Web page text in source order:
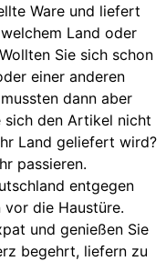
Ware und liefert
Land oder
Sie sich schon
einer anderen
dann aber
sich den Artikel nicht
Land geliefert wird?
passieren.
entgegen
die Haustüre.
und genießen Sie
begehrt, liefern zu